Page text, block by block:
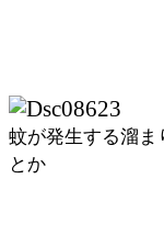
蚊が発生する溜
とか